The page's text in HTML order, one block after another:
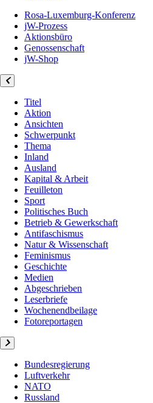
Rosa-Luxemburg-Konferenz
jW-Prozess
Aktionsbüro
Genossenschaft
jW-Shop
Titel
Aktion
Ansichten
Schwerpunkt
Thema
Inland
Ausland
Kapital & Arbeit
Feuilleton
Sport
Politisches Buch
Betrieb & Gewerkschaft
Antifaschismus
Natur & Wissenschaft
Feminismus
Geschichte
Medien
Abgeschrieben
Leserbriefe
Wochenendbeilage
Fotoreportagen
Bundesregierung
Luftverkehr
NATO
Russland